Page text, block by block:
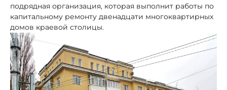
подрядная организация, которая выполнит работы по
капитальному ремонту двенадцати многоквартирных
домов краевой столицы.